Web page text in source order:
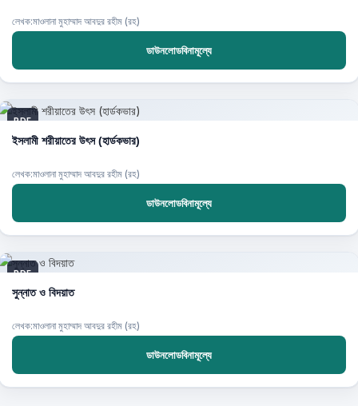
লেখক:মাওলানা মুহাম্মাদ আবদুর রহীম (রহ)
ডাউনলোডবিনামূল্যে
PDF
ইসলামী শরীয়াতের উৎস (হার্ডকভার)
লেখক:মাওলানা মুহাম্মাদ আবদুর রহীম (রহ)
ডাউনলোডবিনামূল্যে
PDF
সুন্নাত ও বিদয়াত
লেখক:মাওলানা মুহাম্মাদ আবদুর রহীম (রহ)
ডাউনলোডবিনামূল্যে